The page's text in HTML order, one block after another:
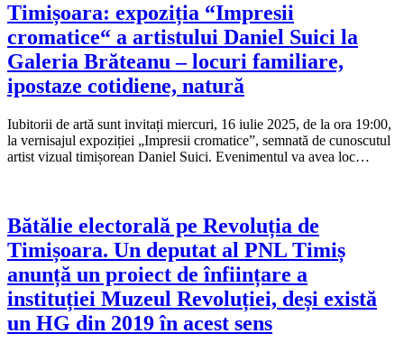
Timișoara: expoziția “Impresii
cromatice“ a artistului Daniel Suici la
Galeria Brăteanu – locuri familiare,
ipostaze cotidiene, natură
Iubitorii de artă sunt invitați miercuri, 16 iulie 2025, de la ora 19:00,
la vernisajul expoziției „Impresii cromatice”, semnată de cunoscutul
artist vizual timișorean Daniel Suici. Evenimentul va avea loc…
Bătălie electorală pe Revoluția de
Timișoara. Un deputat al PNL Timiș
anunță un proiect de înființare a
instituției Muzeul Revoluției, deși există
un HG din 2019 în acest sens